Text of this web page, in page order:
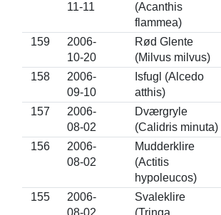
11-11
(Acanthis
flammea)
159
2006-
10-20
Rød Glente
(Milvus milvus)
158
2006-
09-10
Isfugl (Alcedo
atthis)
157
2006-
08-02
Dværgryle
(Calidris minuta)
156
2006-
08-02
Mudderklire
(Actitis
hypoleucos)
155
2006-
08-02
Svaleklire
(Tringa